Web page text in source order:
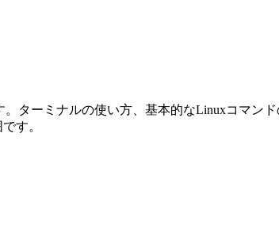
ターミナルの使い方、基本的なLinuxコマン
す。